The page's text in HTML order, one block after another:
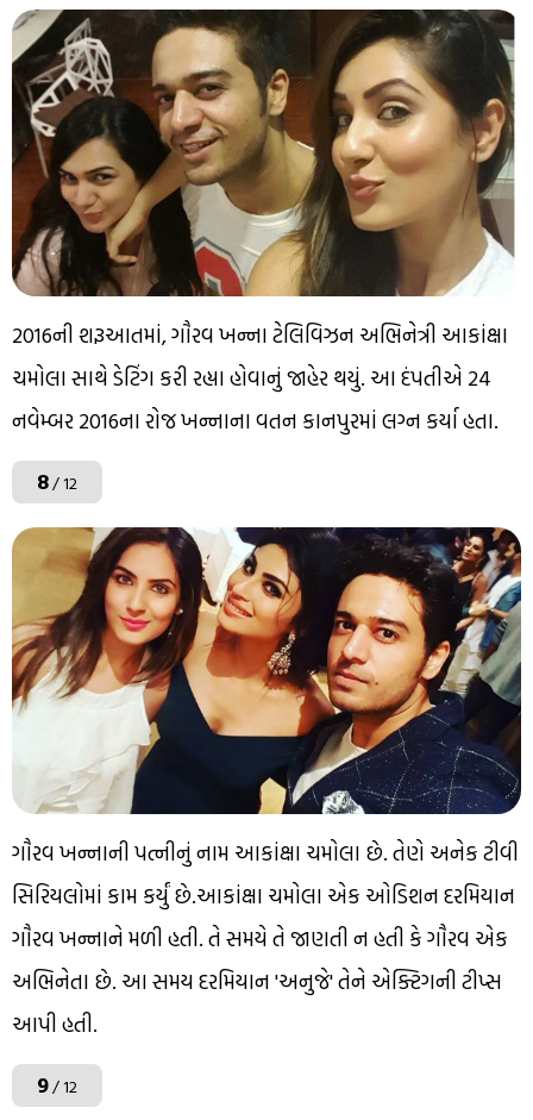
2016ની શરૂઆતમાં, ગૌરવ ખન્ના ટેલિવિઝન અભિનેત્રી આકાંક્ષા
ચમોલા સાથે ડેટિંગ કરી રહ્યા હોવાનું જાહેર થયું. આ દંપતીએ 24
નવેમ્બર 2016ના રોજ ખન્નાના વતન કાનપુરમાં લગ્ન કર્યા હતા.
8/ 12
ગૌરવ ખન્નાની પત્નીનું નામ આકાંક્ષા ચમોલા છે. તેણે અનેક ટીવી
સિરિયલોમાં કામ કર્યું છે.આકાંક્ષા ચમોલા એક ઓડિશન દરમિયાન
ગૌરવ ખન્નાને મળી હતી. તે સમયે તે જાણતી ન હતી કે ગૌરવ એક
અભિનેતા છે. આ સમય દરમિયાન 'અનુજે' તેને એક્ટિગની ટીપ્સ
આપી હતી.
9/ 12